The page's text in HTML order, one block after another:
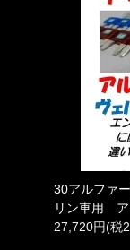
30アルファ
リン車用 ア
27,720円(税